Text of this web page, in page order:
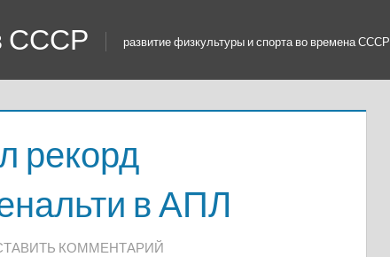
СССР развитие физкультуры и спорта во времена СССР
рекорд
в АПЛ
КОММЕНТАРИЙ